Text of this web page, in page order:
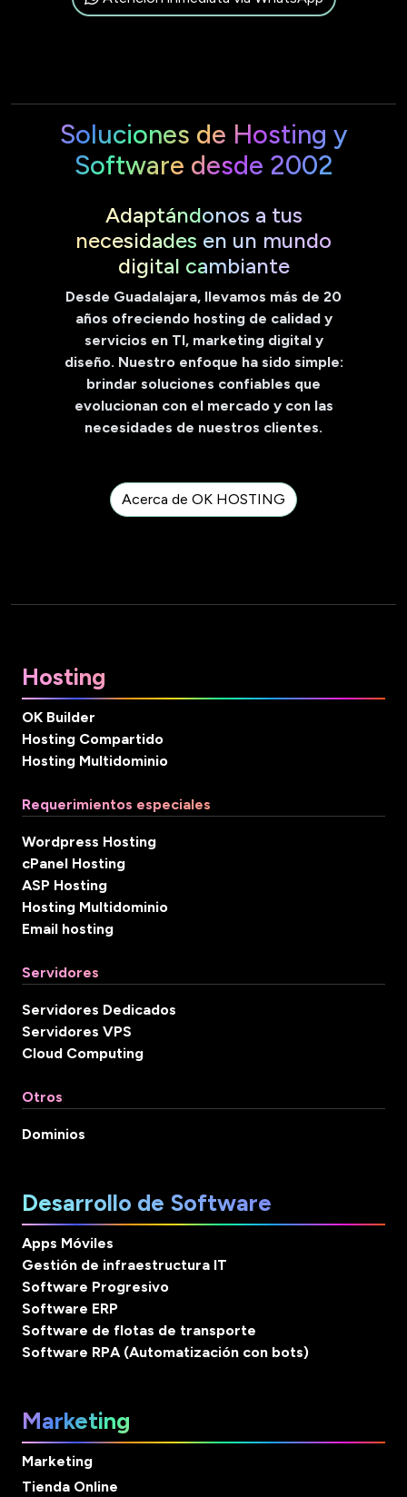
Soluciones de Hosting y
Software desde 2002
Adaptándonos a tus
necesidades en un mundo
digital cambiante
Desde Guadalajara, llevamos más de 20
años ofreciendo hosting de calidad y
servicios en TI, marketing digital y
diseño. Nuestro enfoque ha sido simple:
brindar soluciones confiables que
evolucionan con el mercado y con las
necesidades de nuestros clientes.
Acerca de OK HOSTING
Hosting
OK Builder
Hosting Compartido
Hosting Multidominio
Requerimientos especiales
Wordpress Hosting
cPanel Hosting
ASP Hosting
Hosting Multidominio
Email hosting
Servidores
Servidores Dedicados
Servidores VPS
Cloud Computing
Otros
Dominios
Desarrollo de Software
Apps Móviles
Gestión de infraestructura IT
Software Progresivo
Software ERP
Software de flotas de transporte
Software RPA (Automatización con bots)
Marketing
Marketing
Tienda Online